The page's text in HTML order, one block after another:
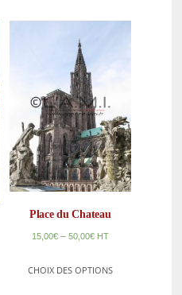
Place du Chateau
15,00€– 50,00€ HT
CHOIX DES OPTIONS